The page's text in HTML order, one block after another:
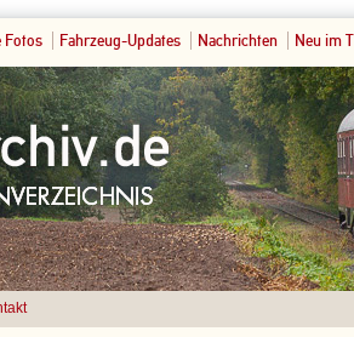
Fotos Fahrzeug-Updates Nachrichten Neu im